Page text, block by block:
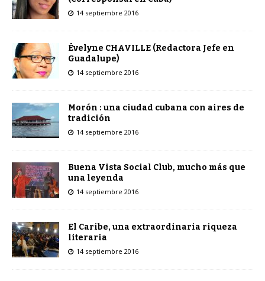
14 septiembre 2016
Évelyne CHAVILLE (Redactora Jefe en
Guadalupe)
14 septiembre 2016
Morón : una ciudad cubana con aires de
tradición
14 septiembre 2016
Buena Vista Social Club, mucho más que
una leyenda
14 septiembre 2016
El Caribe, una extraordinaria riqueza
literaria
14 septiembre 2016